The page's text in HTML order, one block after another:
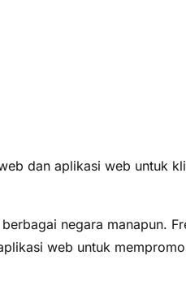
dan aplikasi web untuk
negara manapun.
web untuk